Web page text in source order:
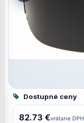
Dostupné ceny
82.73 €vrátane DPH